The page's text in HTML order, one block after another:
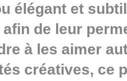
élégant et
afin de leur
à les aimer
créatives, ce